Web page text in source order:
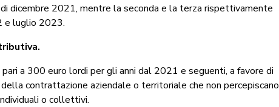
dicembre 2021, mentre la seconda e la terza rispettivamente
e luglio 2023.
a 300 euro lordi per gli anni dal 2021 e seguenti, a favore di
contrattazione aziendale o territoriale che non percepiscano
o collettivi.